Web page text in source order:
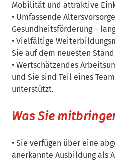
Mobilität und attraktive
• Umfassende
Gesundheitsförderung –
• Vielfältige
Sie auf dem neuesten
• Wertschätzendes
und Sie sind Teil eines
unterstützt.
Was Sie
• Sie verfügen über eine
anerkannte Ausbildung als